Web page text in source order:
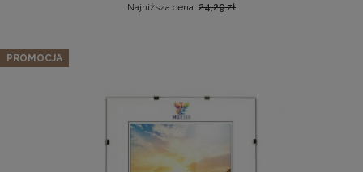
Najniższa cena: 24,29 zł
PROMOCJA